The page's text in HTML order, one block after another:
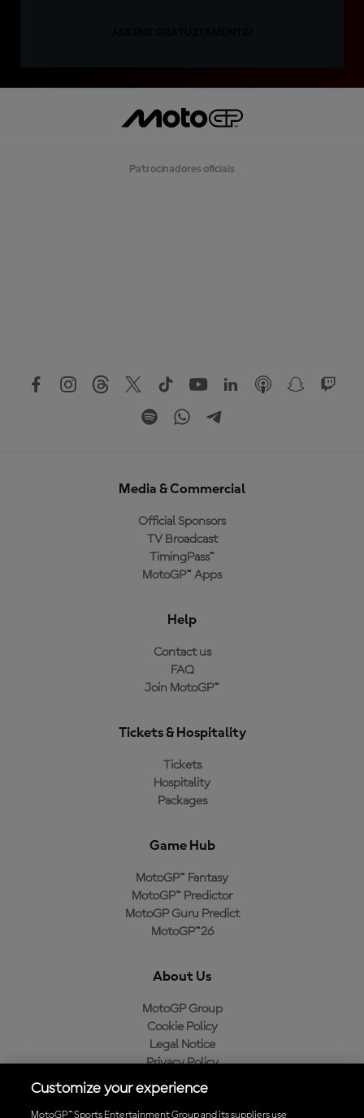
Patrocinadores oficiais
Media & Commercial
Official Sponsors
TV Broadcast
TimingPass™
MotoGP™ Apps
Help
Contact us
FAQ
Join MotoGP™
Tickets & Hospitality
Tickets
Hospitality
Packages
Game Hub
MotoGP™ Fantasy
MotoGP™ Predictor
MotoGP Guru Predict
MotoGP™26
About Us
MotoGP Group
Cookie Policy
Legal Notice
Privacy Policy
Purchase Policy
Customize your experience
MotoGP™ Sports Entertainment Group and its suppliers use